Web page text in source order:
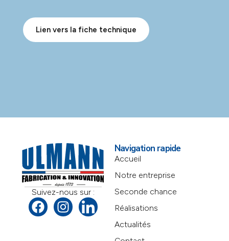
Lien vers la fiche technique
Suivez-nous sur :
Navigation rapide
Accueil
Notre entreprise
Seconde chance
Réalisations
Actualités